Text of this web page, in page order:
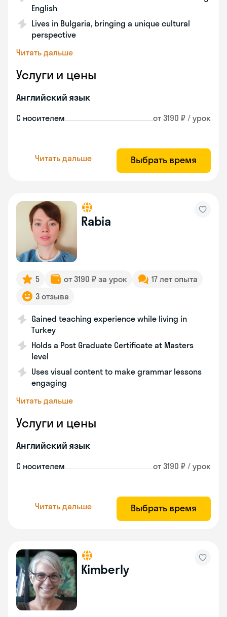
English
Lives in Bulgaria, bringing a unique cultural
perspective
Читать дальше
Услуги и цены
Английский язык
С носителем от 3190 ₽ / урок
Читать дальше Выбрать время
Rabia
5 от 3190 ₽ за урок
17 лет опыта
3 отзыва
Gained teaching experience while living in
Turkey
Holds a Post Graduate Certificate at Masters
level
Uses visual content to make grammar lessons
engaging
Читать дальше
Услуги и цены
Английский язык
С носителем от 3190 ₽ / урок
Читать дальше Выбрать время
Kimberly